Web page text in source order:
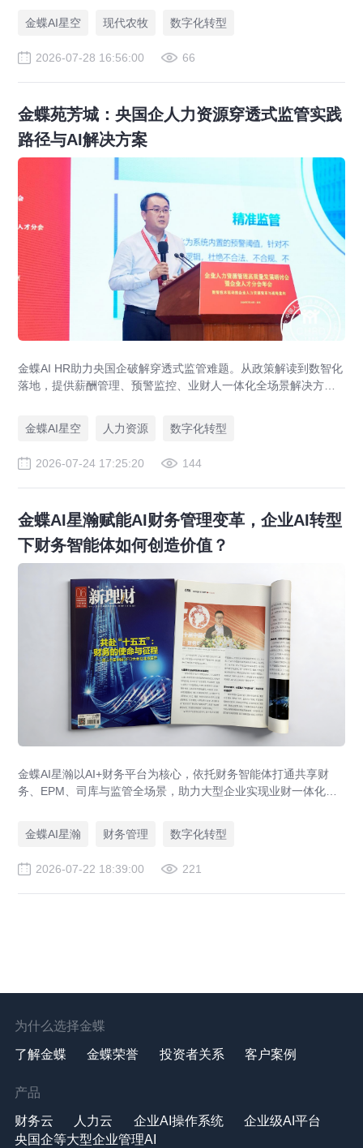
金蝶AI星空
现代农牧 数字化转型
2026-07-28 16:56:00 66
金蝶苑芳城：央国企人力资源穿透式监管实践
路径与AI解决方案
金蝶AI HR助力央国企破解穿透式监管难题。从政策解读到数智化
落地，提供薪酬管理、预警监控、业财人一体化全场景解决方
金蝶AI星空
人力资源 数字化转型
2026-07-24 17:25:20 144
金蝶AI星瀚赋能AI财务管理变革，企业AI转型
下财务智能体如何创造价值？
金蝶AI星瀚以AI+财务平台为核心，依托财务智能体打通共享财
务、EPM、司库与监管全场景，助力大型企业实现业财一体化与
金蝶AI星瀚 财务管理 数字化转型
2026-07-22 18:39:00 221
为什么选择金蝶
了解金蝶 金蝶荣誉 投资者关系 客户案例
产品
财务云 人力云 企业AI操作系统
企业级AI平台
央国企等大型企业管理AI